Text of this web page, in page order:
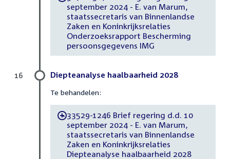
september 2024 - E. van Marum,
staatssecretaris van Binnenlandse
Zaken en Koninkrijksrelaties
Onderzoeksrapport Bescherming
persoonsgegevens IMG
Diepteanalyse haalbaarheid 2028
Te behandelen:
-33529-1246 Brief regering d.d. 10
september 2024 - E. van Marum,
staatssecretaris van Binnenlandse
Zaken en Koninkrijksrelaties
Diepteanalyse haalbaarheid 2028
16